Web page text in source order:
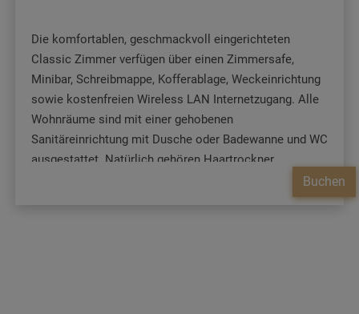
Die komfortablen, geschmackvoll eingerichteten
Classic Zimmer verfügen über einen Zimmersafe,
Minibar, Schreibmappe, Kofferablage, Weckeinrichtung
sowie kostenfreien Wireless LAN Internetzugang. Alle
Wohnräume sind mit einer gehobenen
Sanitäreinrichtung mit Dusche oder Badewanne und WC
ausgestattet. Natürlich gehören Haartrockner,
Buchen